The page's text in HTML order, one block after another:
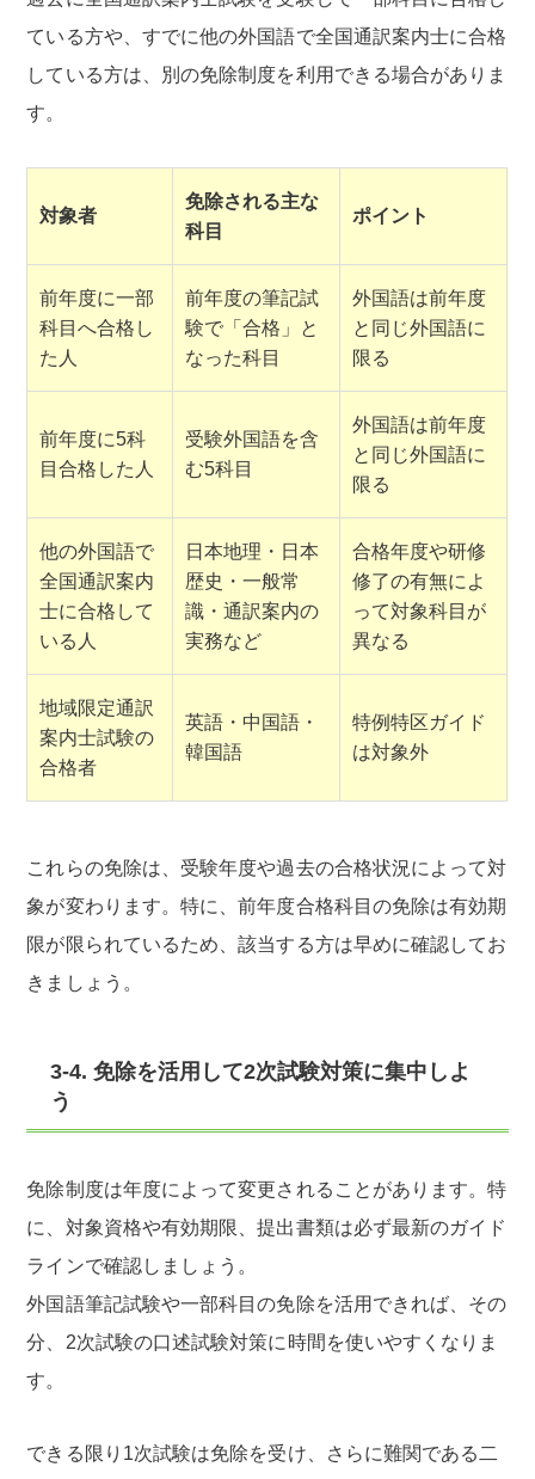
ている方や、すでに他の外国語で全国通訳案内士に合格
している方は、別の免除制度を利用できる場合がありま
す。
対象者
免除される主な
科目
ポイント
前年度に一部
科目へ合格し
た人
前年度の筆記試
験で「合格」と
なった科目
外国語は前年度
と同じ外国語に
限る
前年度に5科
目合格した人
受験外国語を含
む5科目
外国語は前年度
と同じ外国語に
限る
他の外国語で
全国通訳案内
士に合格して
いる人
日本地理・日本
歴史・一般常
識・通訳案内の
実務など
合格年度や研修
修了の有無によ
って対象科目が
異なる
地域限定通訳
案内士試験の
合格者
英語・中国語・
韓国語
特例特区ガイド
は対象外
これらの免除は、受験年度や過去の合格状況によって対
象が変わります。特に、前年度合格科目の免除は有効期
限が限られているため、該当する方は早めに確認してお
きましょう。
3-4. 免除を活用して2次試験対策に集中しよ
う
免除制度は年度によって変更されることがあります。特
に、対象資格や有効期限、提出書類は必ず最新のガイド
ラインで確認しましょう。
外国語筆記試験や一部科目の免除を活用できれば、その
分、2次試験の口述試験対策に時間を使いやすくなりま
す。
できる限り1次試験は免除を受け、さらに難関である二